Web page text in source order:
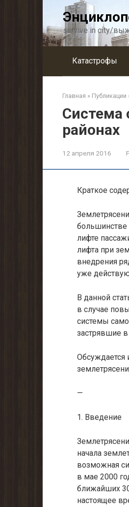
survive in city/
Катастрофы
Главная » Публикации
Система
районах
12 апреля 2016
Краткое
большинстве
лифте
лифта при
внедрения
уже
В данной
в случае
системы
застрявшие
Обсуждается
—
1. Введение
начала
возможная
в мае 2000
ближайших
настоящее